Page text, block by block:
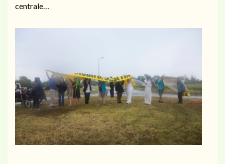
centrale…